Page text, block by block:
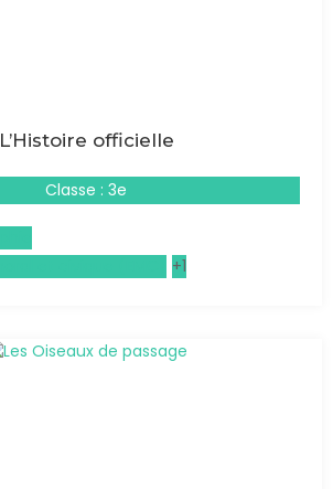
L’Histoire officielle
Classe : 3e
+1